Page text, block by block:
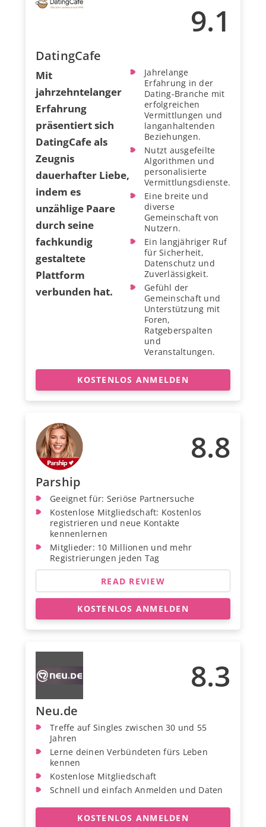
9.1
DatingCafe
Mit
jahrzehntelanger
Erfahrung
präsentiert sich
DatingCafe als
Zeugnis
dauerhafter Liebe,
indem es
unzählige Paare
durch seine
fachkundig
gestaltete
Plattform
verbunden hat.
Jahrelange
Erfahrung in der
Dating-Branche mit
erfolgreichen
Vermittlungen und
langanhaltenden
Beziehungen.
Nutzt ausgefeilte
Algorithmen und
personalisierte
Vermittlungsdienste.
Eine breite und
diverse
Gemeinschaft von
Nutzern.
Ein langjähriger Ruf
für Sicherheit,
Datenschutz und
Zuverlässigkeit.
Gefühl der
Gemeinschaft und
Unterstützung mit
Foren,
Ratgeberspalten
und
Veranstaltungen.
KOSTENLOS ANMELDEN
8.8
Parship
Geeignet für: Seriöse Partnersuche
Kostenlose Mitgliedschaft: Kostenlos
registrieren und neue Kontakte
kennenlernen
Mitglieder: 10 Millionen und mehr
Registrierungen jeden Tag
READ REVIEW
KOSTENLOS ANMELDEN
8.3
Neu.de
Treffe auf Singles zwischen 30 und 55
Jahren
Lerne deinen Verbündeten fürs Leben
kennen
Kostenlose Mitgliedschaft
Schnell und einfach Anmelden und Daten
KOSTENLOS ANMELDEN